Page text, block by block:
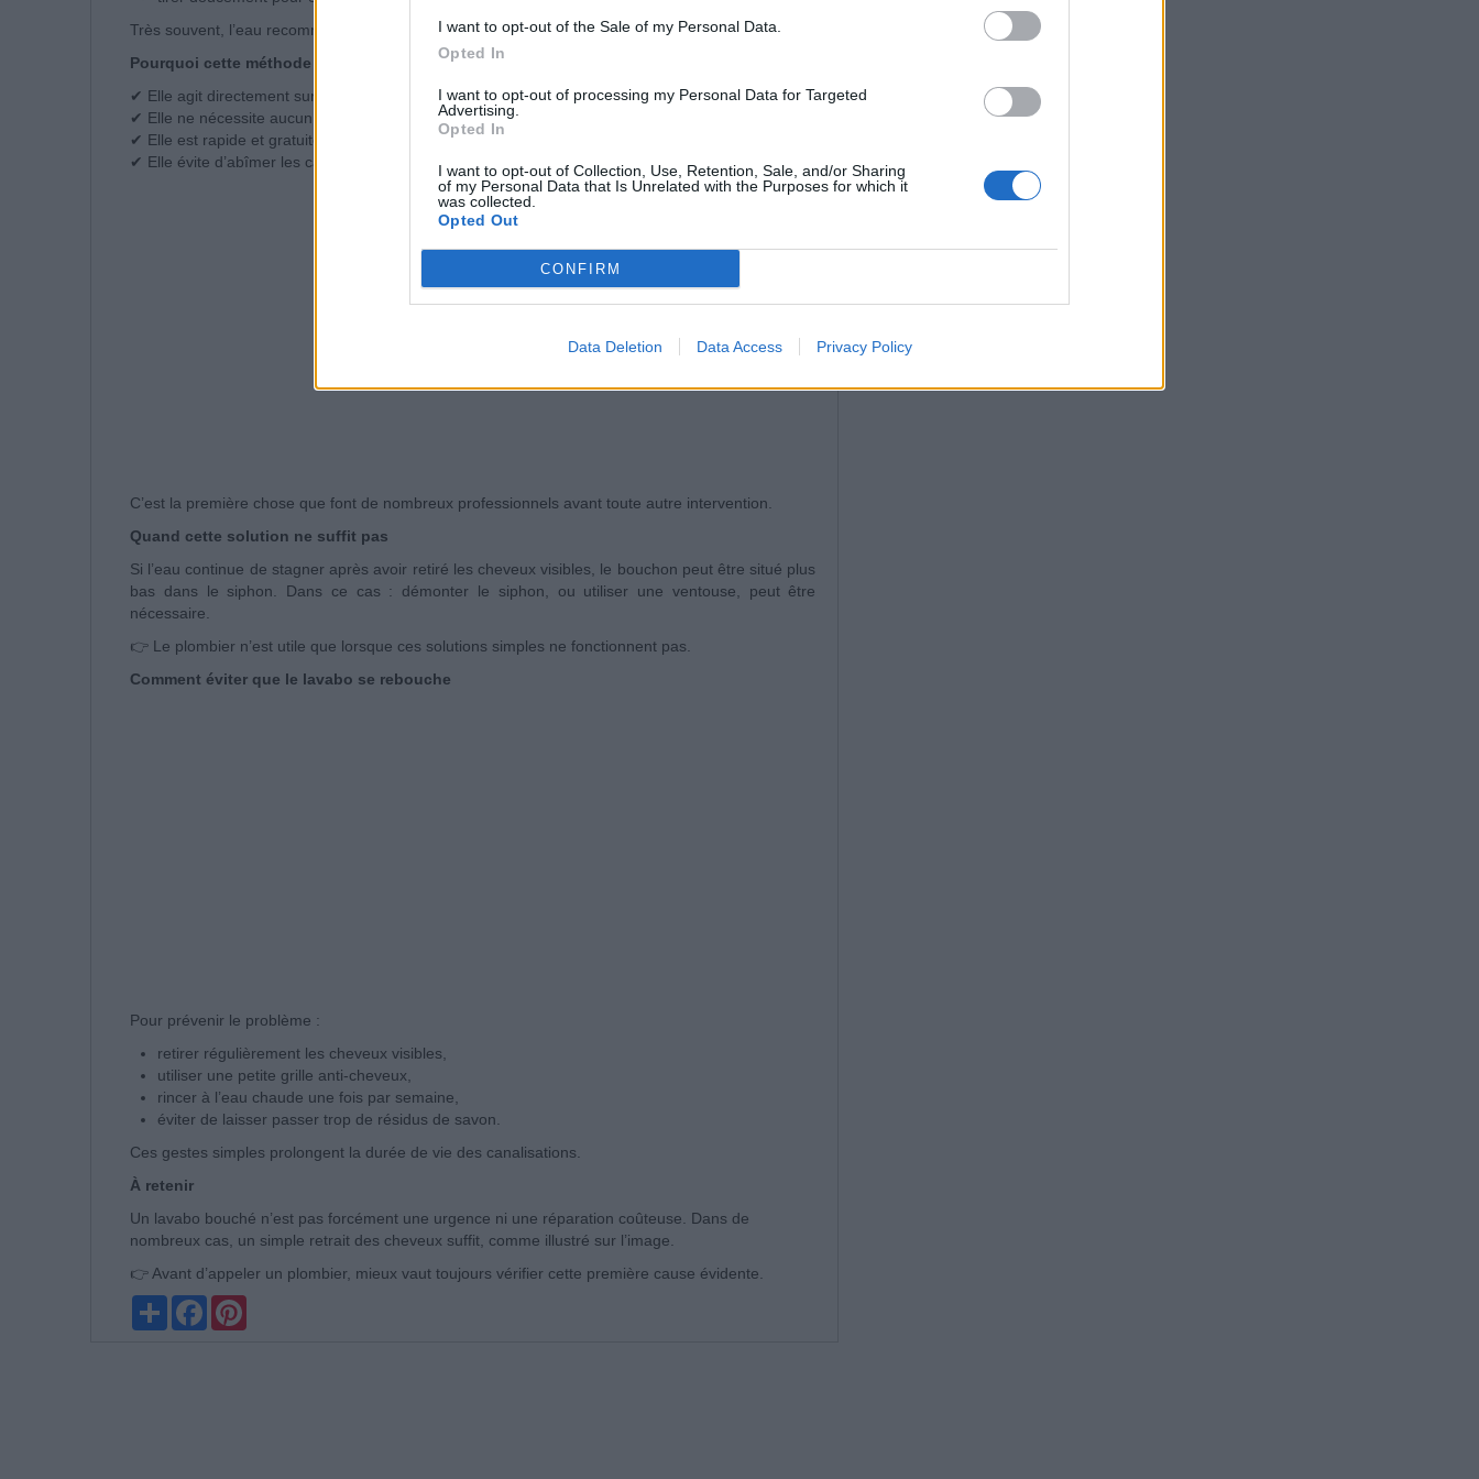
I want to opt-out of the Sale of my Personal Data.
Opted In
I want to opt-out of processing my Personal Data for Targeted
Advertising.
Opted In
I want to opt-out of Collection, Use, Retention, Sale, and/or Sharing
of my Personal Data that Is Unrelated with the Purposes for which it
was collected.
Opted Out
CONFIRM
Data Deletion Data Access Privacy Policy
Très souvent, l’eau recommence à s’écouler immédiatement après ce geste.
Pourquoi cette méthode est efficace
✔ Elle agit directement sur la cause du problème
✔ Elle ne nécessite aucun produit chimique
✔ Elle est rapide et gratuite
✔ Elle évite d’abîmer les canalisations
C’est la première chose que font de nombreux professionnels avant toute autre intervention.
Quand cette solution ne suffit pas
Si l’eau continue de stagner après avoir retiré les cheveux visibles, le bouchon peut être situé plus
bas dans le siphon. Dans ce cas : démonter le siphon, ou utiliser une ventouse, peut être
nécessaire.
👉 Le plombier n’est utile que lorsque ces solutions simples ne fonctionnent pas.
Comment éviter que le lavabo se rebouche
Pour prévenir le problème :
retirer régulièrement les cheveux visibles,
utiliser une petite grille anti-cheveux,
rincer à l’eau chaude une fois par semaine,
éviter de laisser passer trop de résidus de savon.
Ces gestes simples prolongent la durée de vie des canalisations.
À retenir
Un lavabo bouché n’est pas forcément une urgence ni une réparation coûteuse. Dans de
nombreux cas, un simple retrait des cheveux suffit, comme illustré sur l’image.
👉 Avant d’appeler un plombier, mieux vaut toujours vérifier cette première cause évidente.
PartagerFacebook